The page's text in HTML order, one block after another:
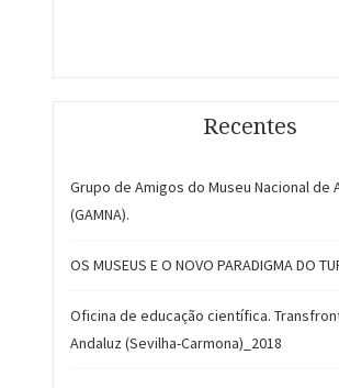
Recentes
Grupo de Amigos do Museu Nacional de
(GAMNA).
OS MUSEUS E O NOVO PARADIGMA DO
Oficina de educação científica.
Andaluz (Sevilha-Carmona)_2018